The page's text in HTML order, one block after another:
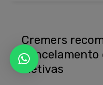
Cremers
cancelamento
eletivas